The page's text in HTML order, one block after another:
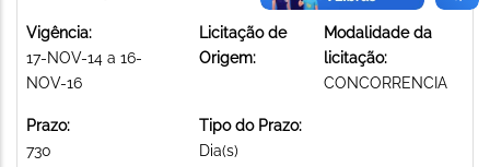
Vigência:
17-NOV-14 a 16-
NOV-16
Licitação de
Origem:
Modalidade da
licitação:
CONCORRENCIA
Prazo:
730
Tipo do Prazo:
Dia(s)